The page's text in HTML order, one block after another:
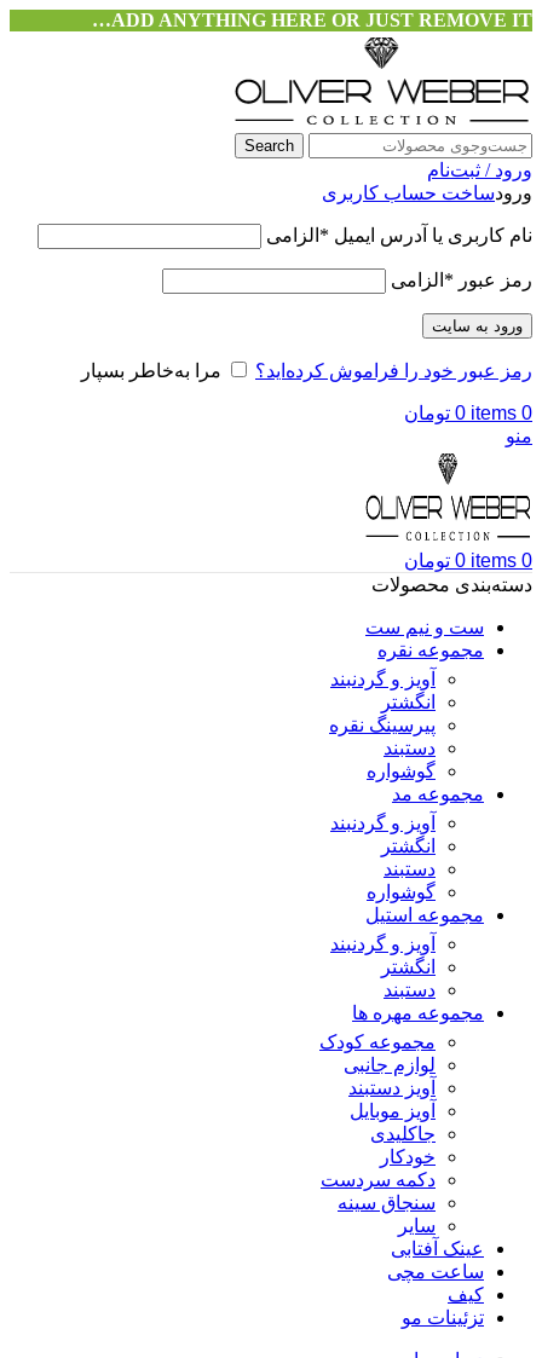
ADD ANYTHING HERE OR JUST REMOVE IT…
Search
ورود / ثبت‌نام
ورودساخت حساب کاربری
نام کاربری یا آدرس ایمیل * الزامی
رمز عبور * الزامی
ورود به سایت
رمز عبور خود را فراموش کرده‌اید؟ مرا به‌خاطر بسپار
0
items
0 تومان
منو
0
items
0 تومان
دسته‌بندی محصولات
ست و نیم ست
مجموعه نقره
آویز و گردنبند
انگشتر
پیرسینگ نقره
دستبند
گوشواره
مجموعه مد
آویز و گردنبند
انگشتر
دستبند
گوشواره
مجموعه استیل
آویز و گردنبند
انگشتر
دستبند
مجموعه مهره ها
مجموعه کودک
لوازم جانبی
آویز دستبند
آویز موبایل
جاکلیدی
خودکار
دکمه سردست
سنجاق سینه
سایر
عینک آفتابی
ساعت مچی
کیف
تزئینات مو